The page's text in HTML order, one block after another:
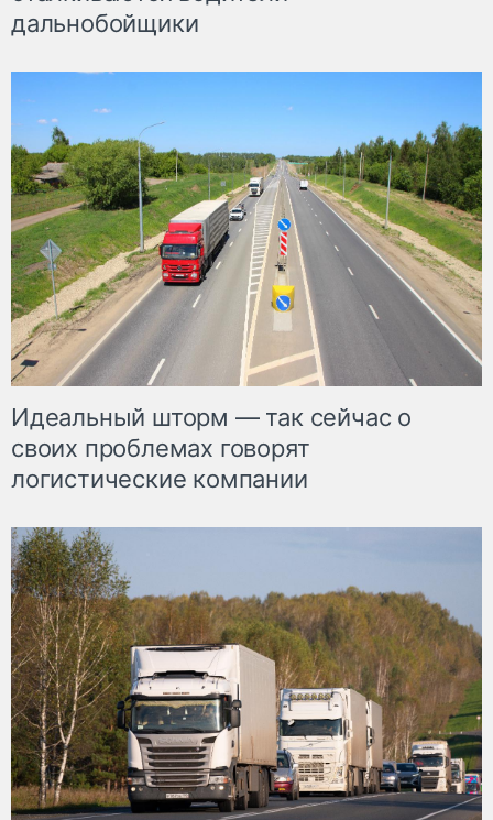
дальнобойщики
Идеальный шторм — так сейчас о
своих проблемах говорят
логистические компании